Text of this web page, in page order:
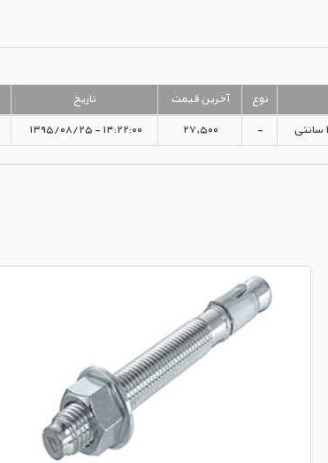
نوع آخرین قیمت تاریخ
- ۲۷,۵۰۰ ۱۴:۲۲:۰۰ - ۱۳۹۵/۰۸/۲۵